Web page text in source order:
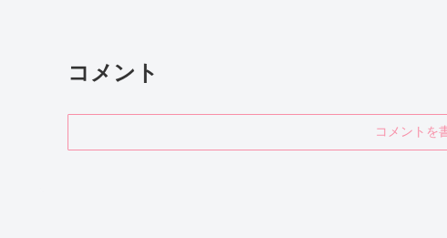
コメント
コメントを